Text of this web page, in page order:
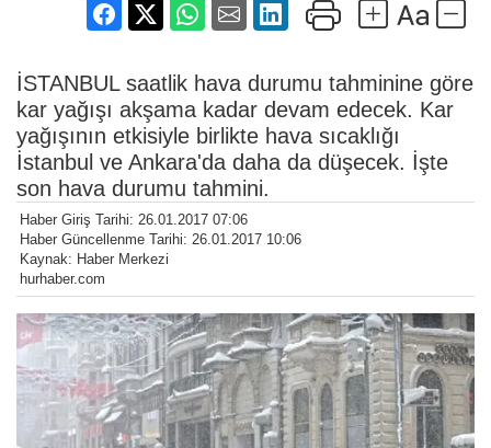
İSTANBUL saatlik hava durumu tahminine göre
kar yağışı akşama kadar devam edecek. Kar
yağışının etkisiyle birlikte hava sıcaklığı
İstanbul ve Ankara'da daha da düşecek. İşte
son hava durumu tahmini.
Haber Giriş Tarihi: 26.01.2017 07:06
Haber Güncellenme Tarihi: 26.01.2017 10:06
Kaynak: Haber Merkezi
hurhaber.com